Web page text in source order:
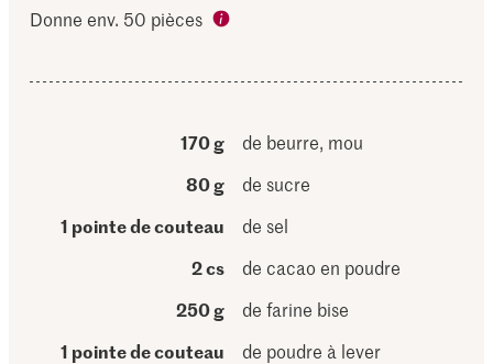
Donne env. 50 pièces
170 g
de beurre, mou
80 g
de sucre
1 pointe de couteau
de sel
2 cs
de cacao en poudre
250 g
de farine bise
1 pointe de couteau
de poudre à lever